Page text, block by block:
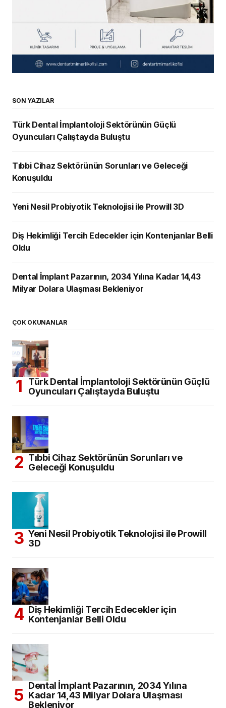
SON YAZILAR
Türk Dental İmplantoloji Sektörünün Güçlü
Oyuncuları Çalıştayda Buluştu
Tıbbi Cihaz Sektörünün Sorunları ve Geleceği
Konuşuldu
Yeni Nesil Probiyotik Teknolojisi ile Prowill 3D
Diş Hekimliği Tercih Edecekler için Kontenjanlar Belli
Oldu
Dental İmplant Pazarının, 2034 Yılına Kadar 14,43
Milyar Dolara Ulaşması Bekleniyor
ÇOK OKUNANLAR
Türk Dental İmplantoloji Sektörünün Güçlü
Oyuncuları Çalıştayda Buluştu
Tıbbi Cihaz Sektörünün Sorunları ve
Geleceği Konuşuldu
Yeni Nesil Probiyotik Teknolojisi ile Prowill
3D
Diş Hekimliği Tercih Edecekler için
Kontenjanlar Belli Oldu
Dental İmplant Pazarının, 2034 Yılına
Kadar 14,43 Milyar Dolara Ulaşması
Bekleniyor